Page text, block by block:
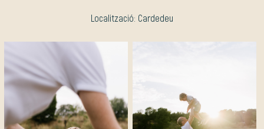
Localització: Cardedeu